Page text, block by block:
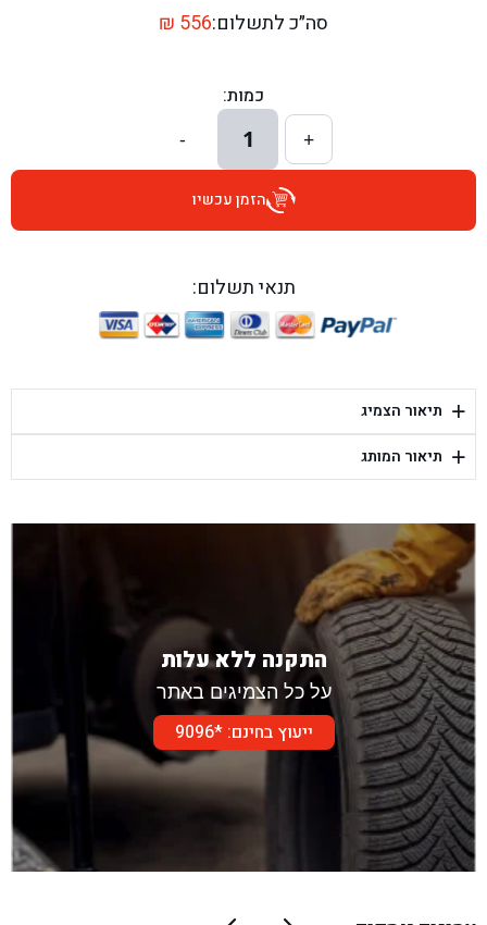
בן גל - דרך השבעה 20, אזור - אזור
בן גל - הרצל 6, גדרה - גדרה
בן גל - שדרות דוד בן גוריון 8, באר שבע - באר שבע
בן גל - היובלים 26, הוד השרון - הוד השרון
בן גל - יפת 88, תל אביב יפו - תל אביב
בן גל - דור אלון הר טוב - בית שמש
סה״כ לתשלום: ₪ 556
כמות:
+
1
-
הזמן עכשיו
תנאי תשלום:
+ תיאור הצמיג
+ תיאור המותג
התקנה ללא עלות
על כל הצמיגים באתר
ייעוץ בחינם: *9096